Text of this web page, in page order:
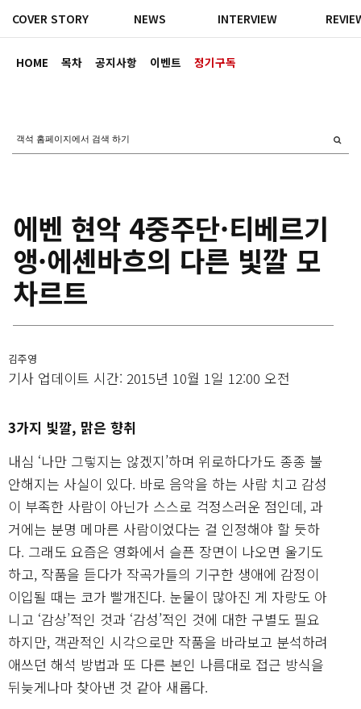
HOME 목차 공지사항 이벤트 정기구독
COVER STORY NEWS INTERVIEW
에벤 현악 4중주단·티베르기
앵·에셴바흐의 다른 빛깔 모
차르트
김주영
기사 업데이트 시간: 2015년 10월 1일 12:00 오전
3가지 빛깔, 맑은 향취
내심 ‘나만 그렇지는 않겠지’하며 위로하다가도 종종 불
안해지는 사실이 있다. 바로 음악을 하는 사람 치고 감성
이 부족한 사람이 아닌가 스스로 걱정스러운 점인데, 과
거에는 분명 메마른 사람이었다는 걸 인정해야 할 듯하
다. 그래도 요즘은 영화에서 슬픈 장면이 나오면 울기도
하고, 작품을 듣다가 작곡가들의 기구한 생애에 감정이
이입될 때는 코가 빨개진다. 눈물이 많아진 게 자랑도 아
니고 ‘감상’적인 것과 ‘감성’적인 것에 대한 구별도 필요
하지만, 객관적인 시각으로만 작품을 바라보고 분석하려
애쓰던 해석 방법과 또 다른 본인 나름대로 접근 방식을
뒤늦게나마 찾아낸 것 같아 새롭다.